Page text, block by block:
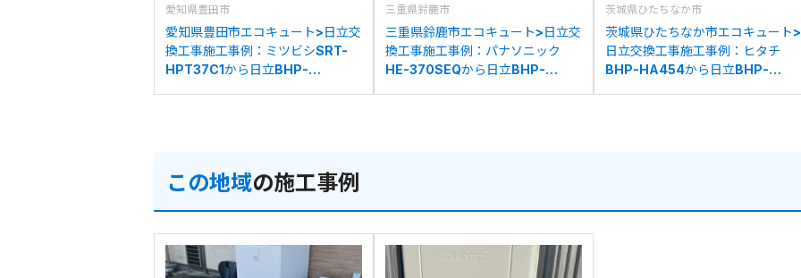
愛知県豊田市
愛知県豊田市エコキュート>日立交
換工事施工事例：ミツビシSRT-
HPT37C1から日立BHP-
三重県鈴鹿市
三重県鈴鹿市エコキュート>日立交
換工事施工事例：パナソニック
HE-370SEQから日立BHP-
茨城県ひたちなか市
茨城県ひたちなか市エコキュート>
日立交換工事施工事例：ヒタチ
BHP-HA454から日立BHP-
この地域の施工事例